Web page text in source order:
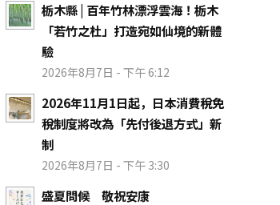
栃木縣 | 百年竹林漂浮雲海！栃木
「若竹之杜」打造宛如仙境的新體
驗
2026年8月7日 - 下午 6:12
2026年11月1日起，日本消費稅免
稅制度將改為「先付後退方式」新
制
2026年8月7日 - 下午 3:30
盛夏問候 敬祝安康